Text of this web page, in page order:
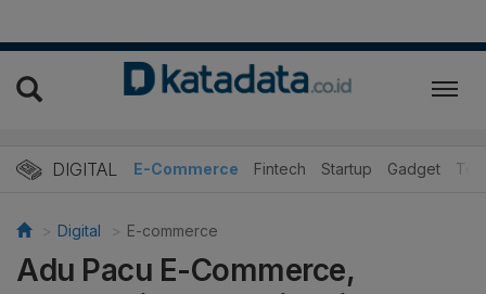
DIGITAL E-Commerce Fintech Startup Gadget
Digital E-commerce
Adu Pacu E-Commerce,